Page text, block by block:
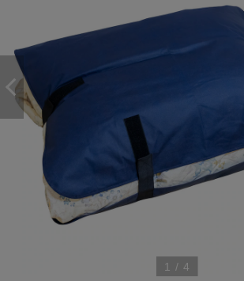
1 / 4
ステージが上がれば送料無料・返品引取無料！